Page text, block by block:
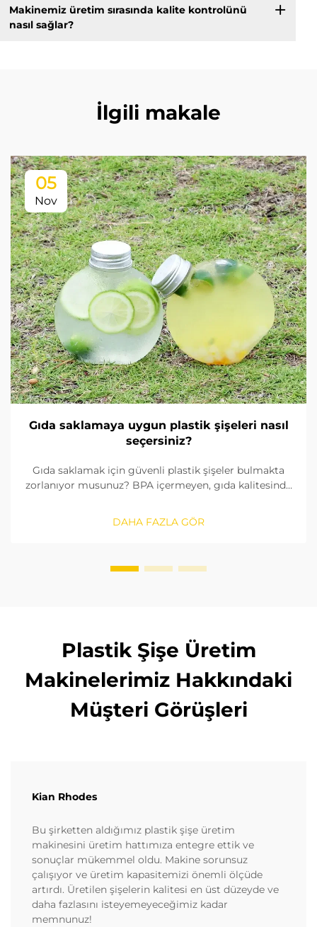
Makinemiz üretim sırasında kalite kontrolünü
nasıl sağlar?
İlgili makale
05
Nov
Gıda saklamaya uygun plastik şişeleri nasıl
seçersiniz?
Gıda saklamak için güvenli plastik şişeler bulmakta
zorlanıyor musunuz? BPA içermeyen, gıda kalitesinde
kontrol edeceğinizi ve doğru boyutu nasıl
seçeceğinizi öğrenin. FDA ve AB standartlarına
DAHA FAZLA GÖR
Plastik Şişe Üretim
Makinelerimiz Hakkındaki
Müşteri Görüşleri
Kian Rhodes
Bu şirketten aldığımız plastik şişe üretim
makinesini üretim hattımıza entegre ettik ve
sonuçlar mükemmel oldu. Makine sorunsuz
çalışıyor ve üretim kapasitemizi önemli ölçüde
artırdı. Üretilen şişelerin kalitesi en üst düzeyde ve
daha fazlasını isteyemeyeceğimiz kadar
memnunuz!